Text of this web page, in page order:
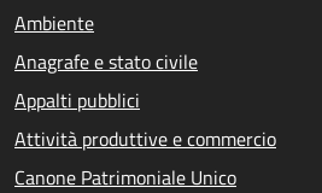
Ambiente
Anagrafe e stato civile
Appalti pubblici
Attività produttive e commercio
Canone Patrimoniale Unico